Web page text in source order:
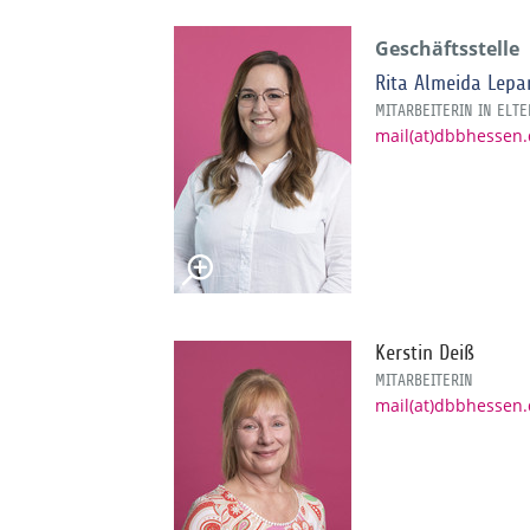
Geschäftsstelle
Rita Almeida
MITARBEITERIN IN
Kerstin Deiß
MITARBEITERIN